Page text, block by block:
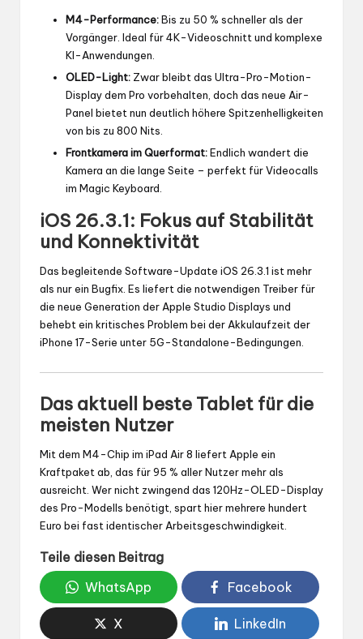
M4-Performance:Bis zu 50 % schneller als der
Vorgänger. Ideal für 4K-Videoschnitt und komplexe
KI-Anwendungen.
OLED-Light: Zwar bleibt das Ultra-Pro-Motion-
Display dem Pro vorbehalten, doch das neue Air-
Panel bietet nun deutlich höhere Spitzenhelligkeiten
von bis zu 800 Nits.
Frontkamera im Querformat:Endlich wandert die
Kamera an die lange Seite – perfekt für Videocalls
im Magic Keyboard.
iOS 26.3.1: Fokus auf Stabilität
und Konnektivität
Das begleitende Software-Update iOS 26.3.1 ist mehr
als nur ein Bugfix. Es liefert die notwendigen Treiber für
die neue Generation der Apple Studio Displays und
behebt ein kritisches Problem bei der Akkulaufzeit der
iPhone 17-Serie unter 5G-Standalone-Bedingungen.
Das aktuell beste Tablet für die
meisten Nutzer
Mit dem M4-Chip im iPad Air 8 liefert Apple ein
Kraftpaket ab, das für 95 % aller Nutzer mehr als
ausreicht. Wer nicht zwingend das 120Hz-OLED-Display
des Pro-Modells benötigt, spart hier mehrere hundert
Euro bei fast identischer Arbeitsgeschwindigkeit.
Teile diesen Beitrag
WhatsApp
Facebook
X LinkedIn